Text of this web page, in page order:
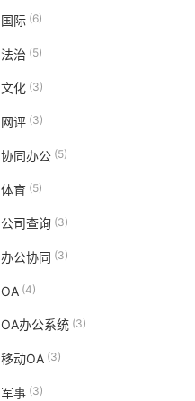
国际(6)
法治 (5)
文化 (3)
网评(3)
协同办公(5)
体育(5)
公司查询(3)
办公协同 (3)
OA (4)
OA办公系统(3)
移动OA (3)
军事 (3)